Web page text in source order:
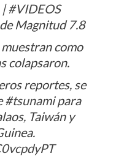
|#VIDEOS
Magnitud 7.8
muestran como
colapsaron.
reportes, se
#tsunamipara
Taiwán y